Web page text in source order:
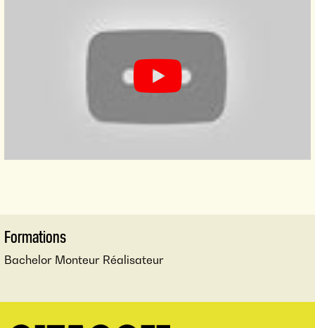
Formations
Bachelor Monteur Réalisateur